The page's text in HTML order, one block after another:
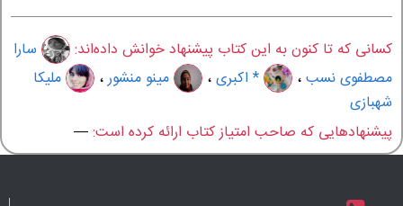
کسانی که تا کنون به این کتاب پیشنهاد خوانش داده‌اند:
سارا
مصطفوی نسب، * اکبری، مینو منشور،
ملیکا
شهبازی
پیشنهادهایی که صاحب امتیاز کتاب ارائه کرده است:—